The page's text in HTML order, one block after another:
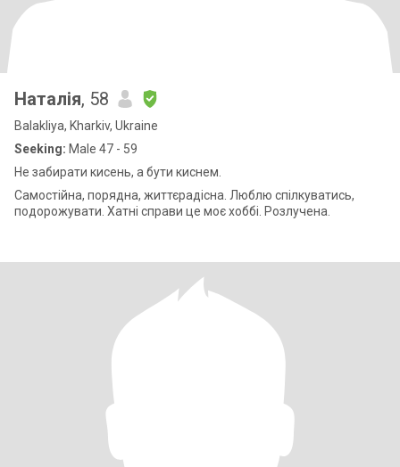
Наталія, 58
Balakliya, Kharkiv, Ukraine
Seeking: Male 47 - 59
Не забирати кисень, а бути киснем.
Самостійна, порядна, життєрадісна. Люблю спілкуватись,
подорожувати. Хатні справи це моє хоббі. Розлучена.